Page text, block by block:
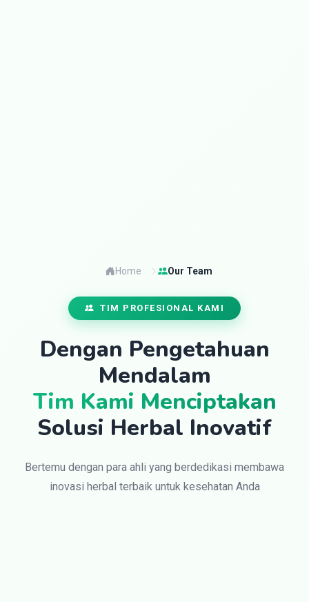
Home Our Team
TIM PROFESIONAL KAMI
Dengan Pengetahuan
Mendalam
Tim Kami Menciptakan
Solusi Herbal Inovatif
Bertemu dengan para ahli yang berdedikasi membawa
inovasi herbal terbaik untuk kesehatan Anda